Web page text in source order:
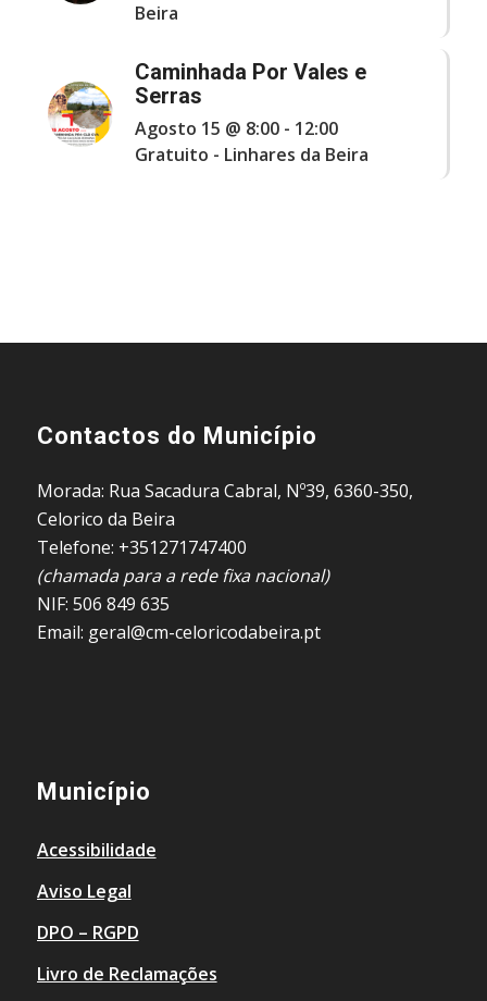
Beira
Caminhada Por Vales e
Serras
Agosto 15 @ 8:00- 12:00
Gratuito - Linhares da Beira
Contactos do Município
Morada: Rua Sacadura Cabral, Nº39, 6360-350,
Celorico da Beira
Telefone: +351271747400
(chamada para a rede fixa nacional)
NIF: 506 849 635
Email: geral@cm-celoricodabeira.pt
Município
Acessibilidade
Aviso Legal
DPO – RGPD
Livro de Reclamações